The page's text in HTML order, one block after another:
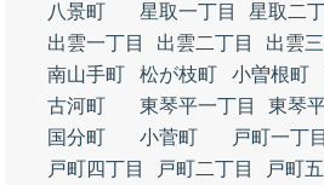
八景町
星取一丁目 星取二
出雲一丁目
出雲二丁目 出雲
南山手町
松が枝町 小曽根町
古河町
東琴平一丁目 東琴
国分町
小菅町 戸町一丁目
戸町四丁目
戸町二丁目
戸町